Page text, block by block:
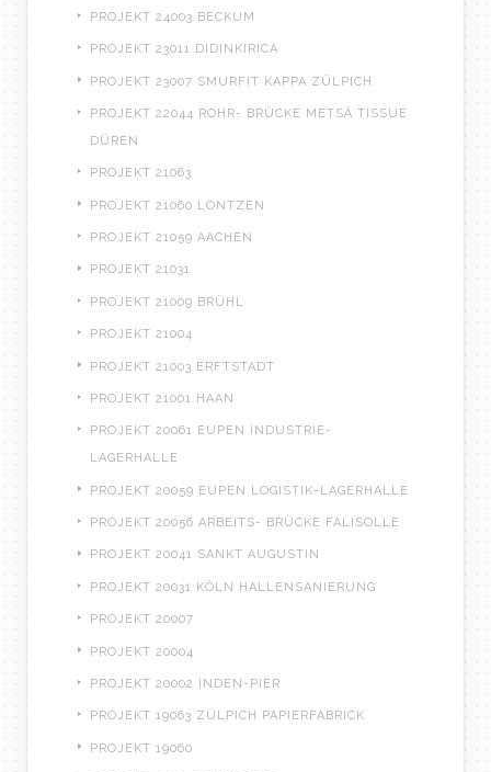
PROJEKT 24003 BECKUM
PROJEKT 23011 DIDINKIRICA
PROJEKT 23007 SMURFIT KAPPA ZÜLPICH
PROJEKT 22044 ROHR- BRÜCKE METSÄ TISSUE
DÜREN
PROJEKT 21063
PROJEKT 21060 LONTZEN
PROJEKT 21059 AACHEN
PROJEKT 21031
PROJEKT 21009 BRÜHL
PROJEKT 21004
PROJEKT 21003 ERFTSTADT
PROJEKT 21001 HAAN
PROJEKT 20061 EUPEN INDUSTRIE-
LAGERHALLE
PROJEKT 20059 EUPEN LOGISTIK-LAGERHALLE
PROJEKT 20056 ARBEITS- BRÜCKE FALISOLLE
PROJEKT 20041 SANKT AUGUSTIN
PROJEKT 20031 KÖLN HALLENSANIERUNG
PROJEKT 20007
PROJEKT 20004
PROJEKT 20002 INDEN-PIER
PROJEKT 19063 ZÜLPICH PAPIERFABRICK
PROJEKT 19060